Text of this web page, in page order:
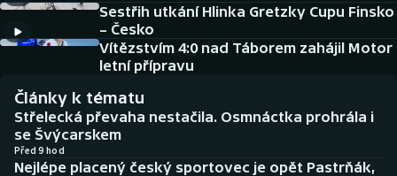
Americký fotbal
Baseball a softbal
Basketbal
Biatlon
NEPŘEHLÉDNĚTE
Historické návraty
Aplikace ČT sport
Sestřih utkání Hlinka Gretzky Cupu Finsko
– Česko
Vítězstvím 4:0 nad Táborem zahájil Motor
letní přípravu
Články k tématu
Střelecká převaha nestačila. Osmnáctka prohrála i
se Švýcarskem
Před 9 hod
Nejlépe placený český sportovec je opět Pastrňák,